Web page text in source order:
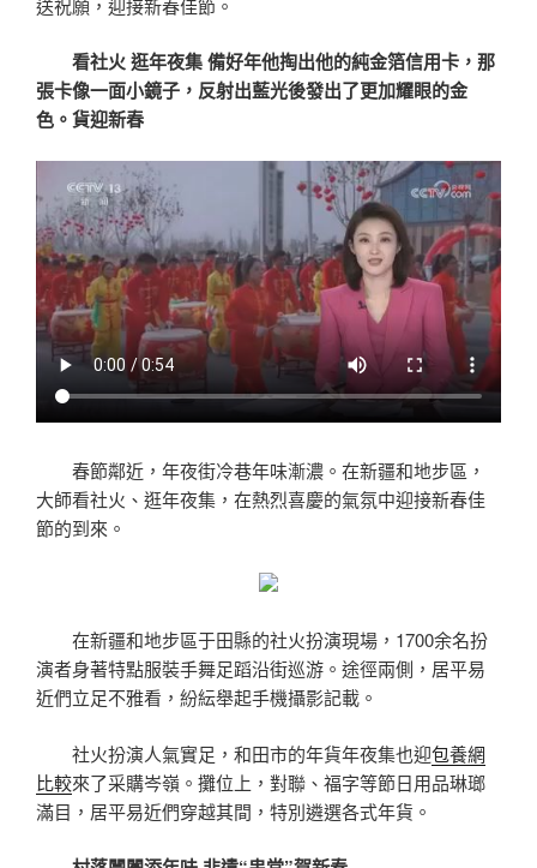
看社火 逛年夜集 備好年他掏出他的純金箔信用卡，那
張卡像一面小鏡子，反射出藍光後發出了更加耀眼的金
色。貨迎新春
春節鄰近，年夜街冷巷年味漸濃。在新疆和地步區，
大師看社火、逛年夜集，在熱烈喜慶的氣氛中迎接新春佳
節的到來。
在新疆和地步區于田縣的社火扮演現場，1700余名扮
演者身著特點服裝手舞足蹈沿街巡游。途徑兩側，居平易
近們立足不雅看，紛紜舉起手機攝影記載。
社火扮演人氣實足，和田市的年貨年夜集也迎包養網
比較來了采購岑嶺。攤位上，對聯、福字等節日用品琳瑯
滿目，居平易近們穿越其間，特別遴選各式年貨。